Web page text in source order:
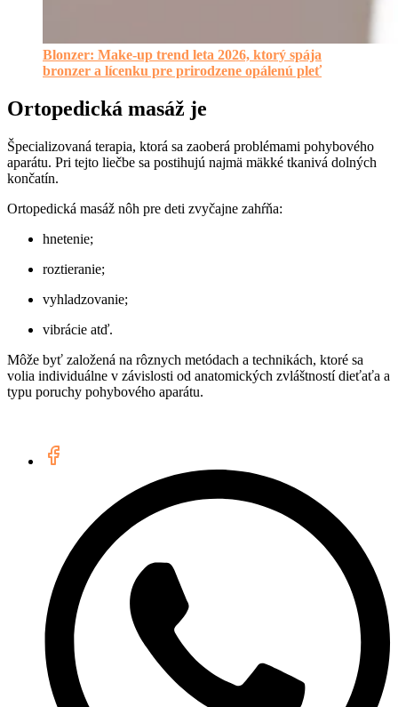
Blonzer: Make-up trend leta 2026, ktorý spája
bronzer a lícenku pre prirodzene opálenú pleť
Ortopedická masáž je
Špecializovaná terapia, ktorá sa zaoberá problémami pohybového
aparátu. Pri tejto liečbe sa postihujú najmä mäkké tkanivá dolných
končatín.
Ortopedická masáž nôh pre deti zvyčajne zahŕňa:
hnetenie;
roztieranie;
vyhladzovanie;
vibrácie atď.
Môže byť založená na rôznych metódach a technikách, ktoré sa
volia individuálne v závislosti od anatomických zvláštností dieťaťa a
typu poruchy pohybového aparátu.